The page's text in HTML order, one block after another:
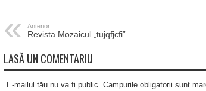
Anterior:
Revista Mozaicul „tujqfjcfi”
LASĂ UN COMENTARIU
E-mailul tău nu va fi public. Campurile obligatorii sunt